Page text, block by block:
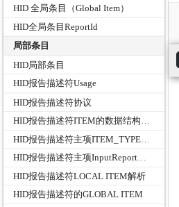
HID 全局条目（Global Item）
HID全局条目ReportId
局部条目
HID局部条目
HID报告描述符Usage
HID报告描述符协议
HID报告描述符ITEM的数据结构及代码分析过程
HID报告描述符主项InputReport、OutputReport,FeatureReport
HID报告描述符LOCAL ITEM解析
HID报告描述符的GLOBAL ITEM